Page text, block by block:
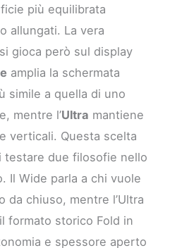
più equilibrata
allungati. La vera
gioca però sul display
amplia la schermata
simile a quella di uno
mentre l’Ultra mantiene
verticali. Questa scelta
testare due filosofie nello
Il Wide parla a chi vuole
da chiuso, mentre l’Ultra
formato storico Fold in
e spessore aperto